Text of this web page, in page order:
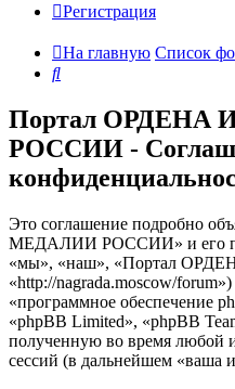
Регистрация
На главную Список
Поиск
Портал
РОССИИ -
Это соглашение подробно
МЕДАЛИИ РОССИИ» и его
«мы», «наш», «Портал
«http://nagrada.moscow/
«программное обеспечение
«phpBB Limited», «phpBB
полученную во время любой
сессий (в дальнейшем «ваша